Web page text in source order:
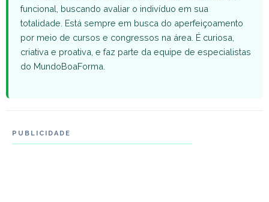
funcional, buscando avaliar o indivíduo em sua
totalidade. Está sempre em busca do aperfeiçoamento
por meio de cursos e congressos na área. É curiosa,
criativa e proativa, e faz parte da equipe de especialistas
do MundoBoaForma.
PUBLICIDADE